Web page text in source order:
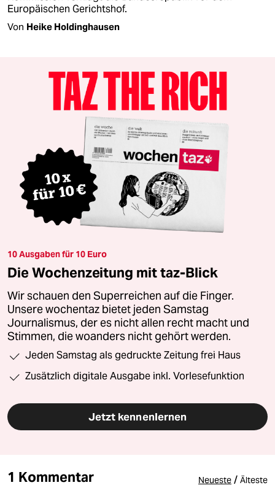
Europäischen Gerichtshof.
Von Heike Holdinghausen
10 Ausgaben für 10 Euro
Die Wochenzeitung mit taz-Blick
Wir schauen den Superreichen auf die Finger.
Unsere wochentaz bietet jeden Samstag
Journalismus, der es nicht allen recht macht und
Stimmen, die woanders nicht gehört werden.
Jeden Samstag als gedruckte Zeitung frei Haus
Zusätzlich digitale Ausgabe inkl. Vorlesefunktion
Jetzt kennenlernen
1 Kommentar Neueste / Älteste